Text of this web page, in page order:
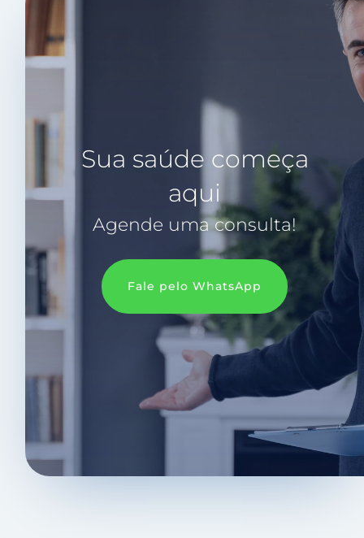
Sua saúde começa
aqui
Agende uma consulta!
Fale pelo WhatsApp